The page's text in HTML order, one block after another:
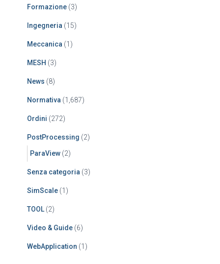
Formazione (3)
Ingegneria (15)
Meccanica (1)
MESH (3)
News (8)
Normativa (1,687)
Ordini (272)
PostProcessing (2)
ParaView (2)
Senza categoria (3)
SimScale (1)
TOOL (2)
Video & Guide (6)
WebApplication (1)